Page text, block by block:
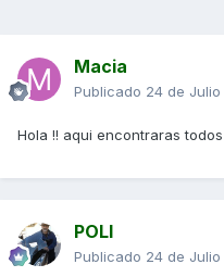
Macia
Publicado 24 de Julio
Hola !! aqui encontraras
POLI
Publicado 24 de Julio